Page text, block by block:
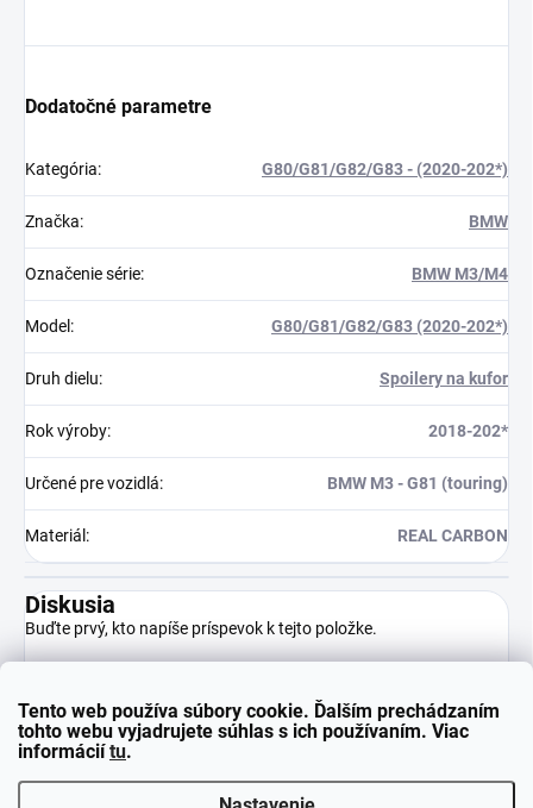
Tento web používa súbory cookie. Ďalším prechádzaním
tohto webu vyjadrujete súhlas s ich používaním. Viac
informáciítu.
Dodatočné parametre
Kategória: G80/G81/G82/G83 - (2020-202*)
Značka: BMW
Označenie série: BMW M3/M4
Model : G80/G81/G82/G83 (2020-202*)
Druh dielu: Spoilery na kufor
Rok výroby: 2018-202*
Určené pre vozidlá: BMW M3 - G81 (touring)
Materiál : REAL CARBON
Diskusia
Buďte prvý, kto napíše príspevok k tejto položke.
Pridať komentár